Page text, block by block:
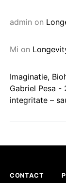
admin on
Mi on
Imaginatie,
Gabriel Pesa -
integritate –
CONTACT